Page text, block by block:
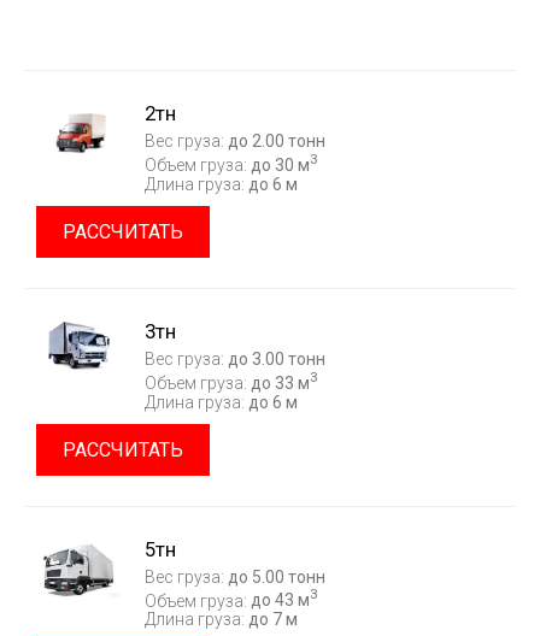
2тн
Вес груза: до 2.00 тонн
Объем груза: до 30 м3
Длина груза: до 6 м
РАССЧИТАТЬ
3тн
Вес груза: до 3.00 тонн
Объем груза: до 33 м3
Длина груза: до 6 м
РАССЧИТАТЬ
5тн
Вес груза: до 5.00 тонн
Объем груза: до 43 м3
Длина груза: до 7 м